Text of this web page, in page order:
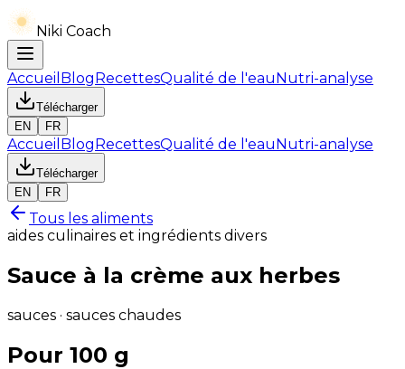
Niki Coach
Accueil BlogRecettesQualité de l'eauNutri-analyse
Télécharger
EN
FR
Accueil BlogRecettesQualité de l'eauNutri-analyse
Télécharger
EN
FR
Tous les aliments
aides culinaires et ingrédients divers
Sauce à la crème aux herbes
sauces · sauces chaudes
Pour 100 g